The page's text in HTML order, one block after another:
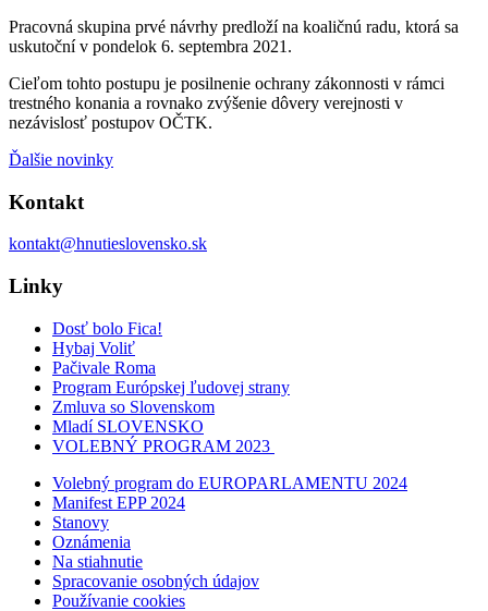
Pracovná skupina prvé návrhy predloží na koaličnú radu, ktorá sa
uskutoční v pondelok 6. septembra 2021.
Cieľom tohto postupu je posilnenie ochrany zákonnosti v rámci
trestného konania a rovnako zvýšenie dôvery verejnosti v
nezávislosť postupov OČTK.
Ďalšie novinky
Kontakt
kontakt@hnutieslovensko.sk
Linky
Dosť bolo Fica!
Hybaj Voliť
Pačivale Roma
Program Európskej ľudovej strany
Zmluva so Slovenskom
Mladí SLOVENSKO
VOLEBNÝ PROGRAM 2023
Volebný program do EUROPARLAMENTU 2024
Manifest EPP 2024
Stanovy
Oznámenia
Na stiahnutie
Spracovanie osobných údajov
Používanie cookies